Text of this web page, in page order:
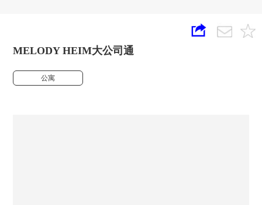
MELODY HEIM大公司通
公寓